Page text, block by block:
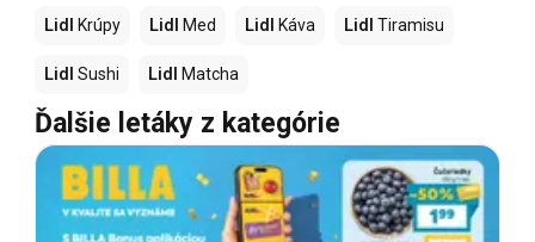
Lidl Krúpy Lidl Med Lidl Káva Lidl Tiramisu
Lidl Sushi Lidl Matcha
Ďalšie letáky z kategórie